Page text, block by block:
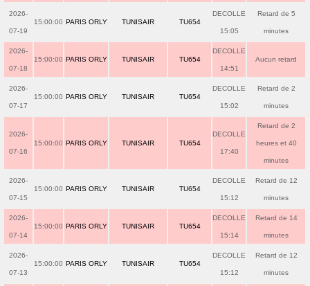
2026-
07-19
15:00:00 PARIS ORLY TUNISAIR TU654
DECOLLE
15:05
Retard de 5
minutes
2026-
07-18
15:00:00 PARIS ORLY TUNISAIR TU654
DECOLLE
14:51
Aucun retard
2026-
07-17
15:00:00 PARIS ORLY TUNISAIR TU654
DECOLLE
15:02
Retard de 2
minutes
2026-
07-16
15:00:00 PARIS ORLY TUNISAIR TU654
DECOLLE
17:40
Retard de 2
heures et 40
minutes
2026-
07-15
15:00:00 PARIS ORLY TUNISAIR TU654
DECOLLE
15:12
Retard de 12
minutes
2026-
07-14
15:00:00 PARIS ORLY TUNISAIR TU654
DECOLLE
15:14
Retard de 14
minutes
2026-
07-13
15:00:00 PARIS ORLY TUNISAIR TU654
DECOLLE
15:12
Retard de 12
minutes